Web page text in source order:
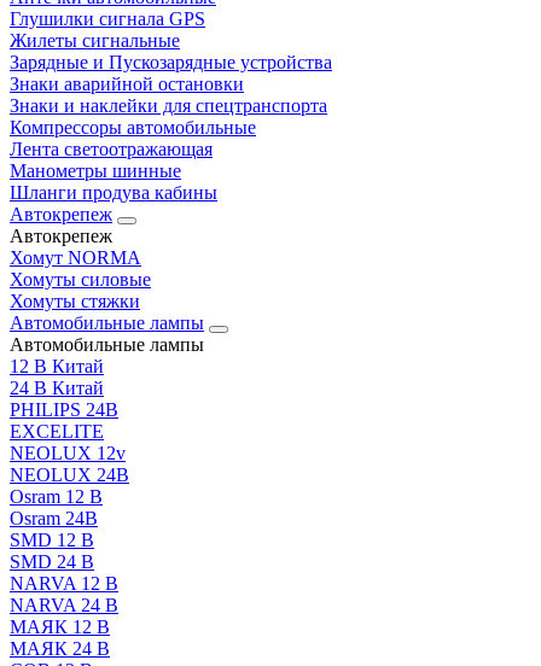
Глушилки сигнала GPS
Жилеты сигнальные
Зарядные и Пускозарядные устройства
Знаки аварийной остановки
Знаки и наклейки для спецтранспорта
Компрессоры автомобильные
Лента светоотражающая
Манометры шинные
Шланги продува кабины
Автокрепеж
Автокрепеж
Хомут NORMA
Хомуты силовые
Хомуты стяжки
Автомобильные лампы
Автомобильные лампы
12 В Китай
24 В Китай
PHILIPS 24В
EXCELITE
NEOLUX 12v
NEOLUX 24В
Osram 12 В
Osram 24В
SMD 12 В
SMD 24 В
NARVA 12 В
NARVA 24 В
МАЯК 12 В
МАЯК 24 В